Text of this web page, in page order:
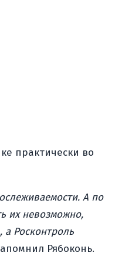
практически во
А по
их невозможно,
а Росконтроль
Рябоконь.